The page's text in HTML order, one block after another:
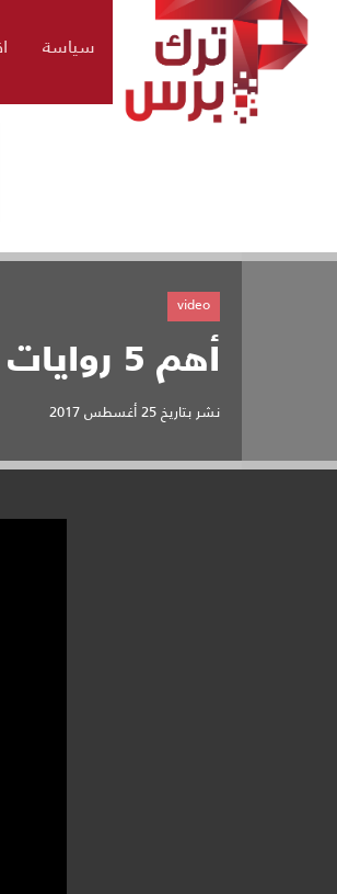
سياسة
أهم 5 روايات عالمية دارت أحداثها في إسطنبول
نشر بتاريخ25 أغسطس 2017
video